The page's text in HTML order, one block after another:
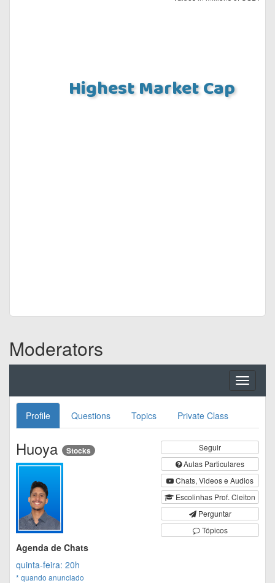
Highest Market Cap
Moderators
Toggle
Profile
Questions Topics Private Class
Seguir
Aulas Particulares
Chats, Videos e Audios
Escolinhas Prof. Cleiton
Perguntar
Tópicos
Huoya Stocks
Agenda de Chats
quinta-feira: 20h
* quando anunciado